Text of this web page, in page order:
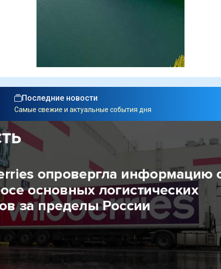
Последние новости
Самые свежие и актуальные события дня